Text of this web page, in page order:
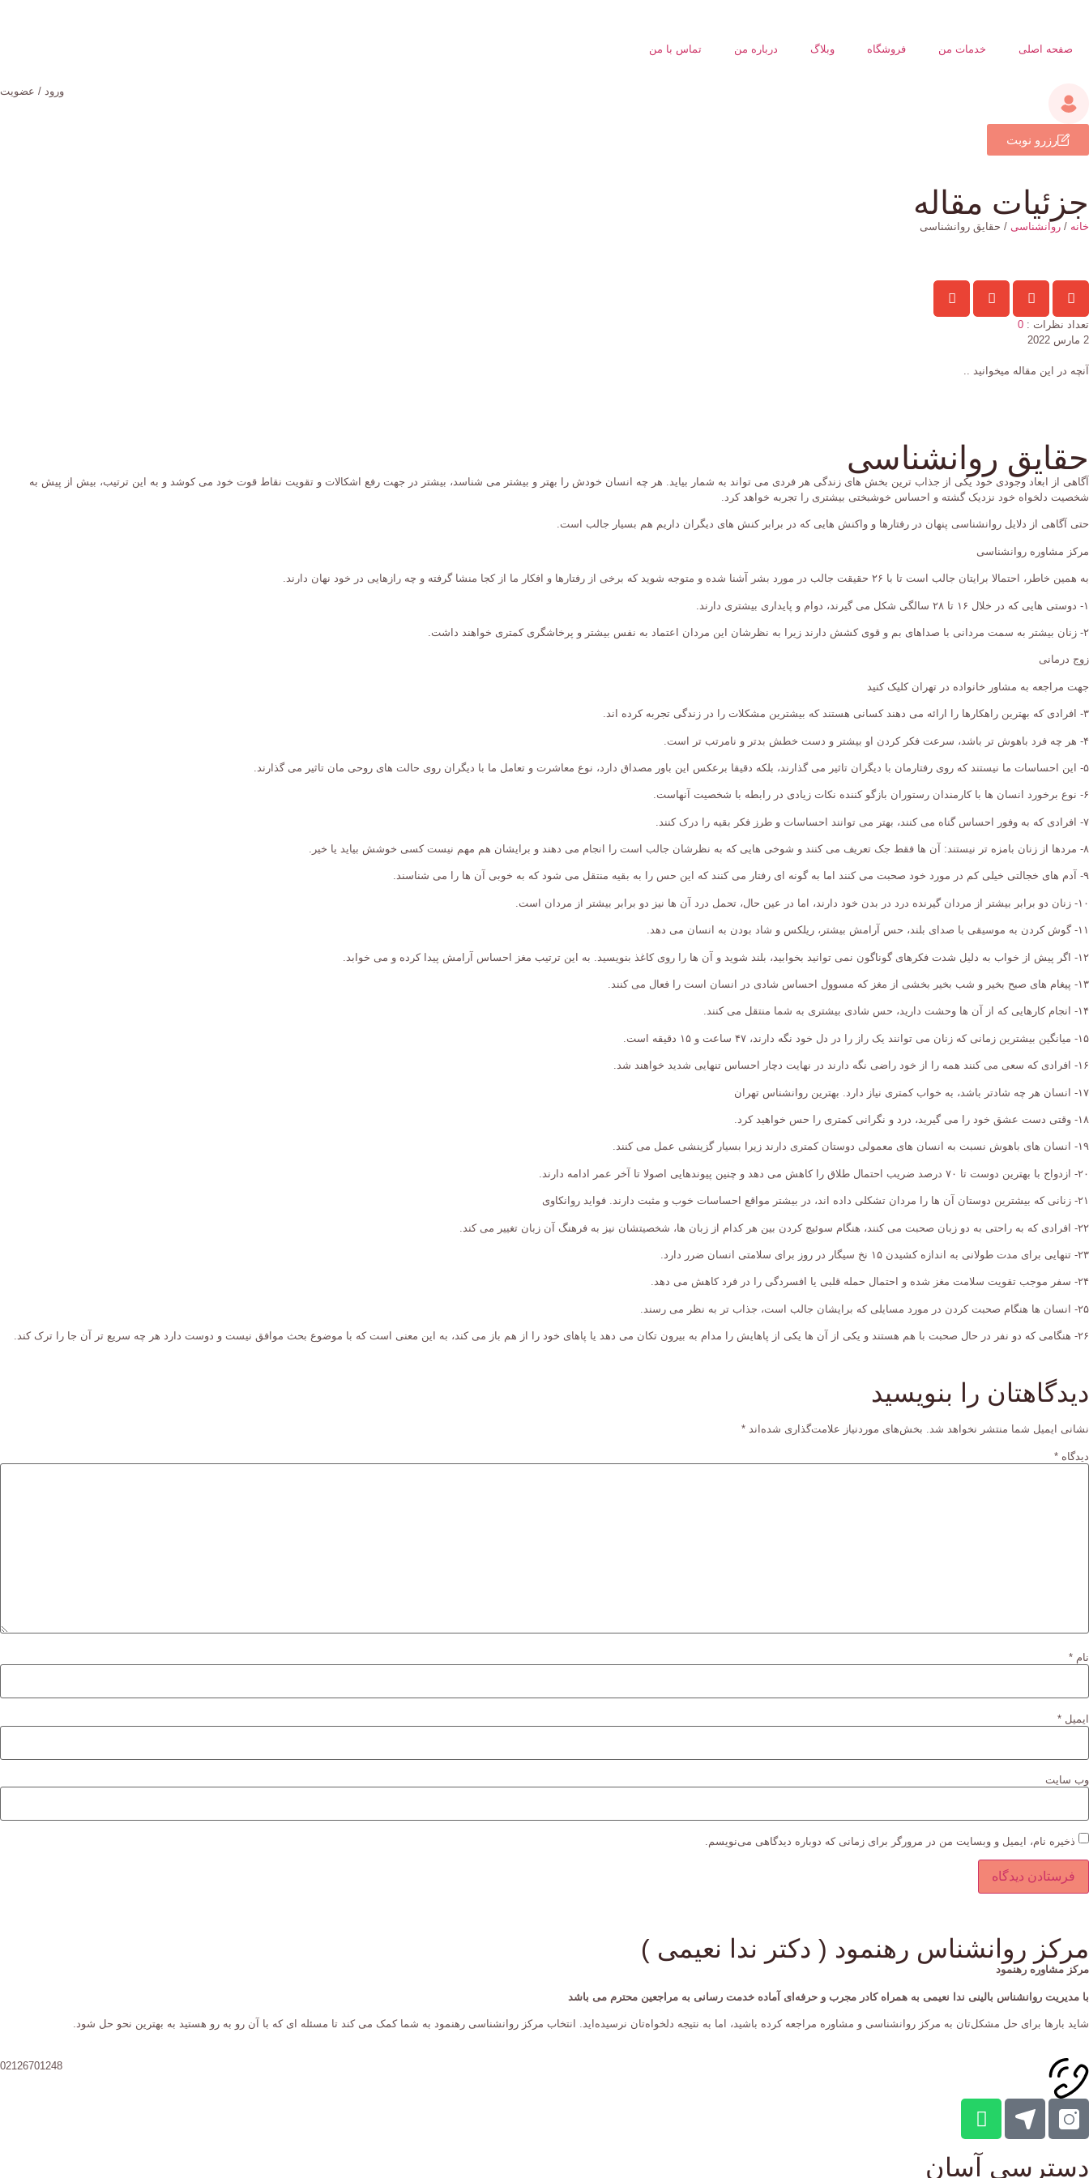
صفحه اصلی خدمات من فروشگاه وبلاگ درباره من تماس با من
ورود / عضویت
رزرو نوبت
جزئیات مقاله
خانه / روانشناسی / حقایق روانشناسی
تعداد نظرات : 0
2 مارس 2022
آنچه در این مقاله میخوانید ..
حقایق روانشناسی
آگاهی از ابعاد وجودی خود یکی از جذاب ترین بخش های زندگی هر فردی می تواند به شمار بیاید. هر چه انسان خودش را بهتر و بیشتر می شناسد، بیشتر در جهت رفع اشکالات و تقویت نقاط قوت خود می کوشد و به این ترتیب، بیش از پیش به
شخصیت دلخواه خود نزدیک گشته و احساس خوشبختی بیشتری را تجربه خواهد کرد.
حتی آگاهی از دلایل روانشناسی پنهان در رفتارها و واکنش هایی که در برابر کنش های دیگران داریم هم بسیار جالب است.
مرکز مشاوره روانشناسی
به همین خاطر، احتمالا برایتان جالب است تا با ۲۶ حقیقت جالب در مورد بشر آشنا شده و متوجه شوید که برخی از رفتارها و افکار ما از کجا منشا گرفته و چه رازهایی در خود نهان دارند.
۱- دوستی هایی که در خلال ۱۶ تا ۲۸ سالگی شکل می گیرند، دوام و پایداری بیشتری دارند.
۲- زنان بیشتر به سمت مردانی با صداهای بم و قوی کشش دارند زیرا به نظرشان این مردان اعتماد به نفس بیشتر و پرخاشگری کمتری خواهند داشت.
زوج درمانی
جهت مراجعه به مشاور خانواده در تهران کلیک کنید
۳- افرادی که بهترین راهکارها را ارائه می دهند کسانی هستند که بیشترین مشکلات را در زندگی تجربه کرده اند.
۴- هر چه فرد باهوش تر باشد، سرعت فکر کردن او بیشتر و دست خطش بدتر و نامرتب تر است.
۵- این احساسات ما نیستند که روی رفتارمان با دیگران تاثیر می گذارند، بلکه دقیقا برعکس این باور مصداق دارد، نوع معاشرت و تعامل ما با دیگران روی حالت های روحی مان تاثیر می گذارند.
۶- نوع برخورد انسان ها با کارمندان رستوران بازگو کننده نکات زیادی در رابطه با شخصیت آنهاست.
۷- افرادی که به وفور احساس گناه می کنند، بهتر می توانند احساسات و طرز فکر بقیه را درک کنند.
۸- مردها از زنان بامزه تر نیستند: آن ها فقط جک تعریف می کنند و شوخی هایی که به نظرشان جالب است را انجام می دهند و برایشان هم مهم نیست کسی خوشش بیاید یا خیر.
۹- آدم های خجالتی خیلی کم در مورد خود صحبت می کنند اما به گونه ای رفتار می کنند که این حس را به بقیه منتقل می شود که به خوبی آن ها را می شناسند.
۱۰- زنان دو برابر بیشتر از مردان گیرنده درد در بدن خود دارند، اما در عین حال، تحمل درد آن ها نیز دو برابر بیشتر از مردان است.
۱۱- گوش کردن به موسیقی با صدای بلند، حس آرامش بیشتر، ریلکس و شاد بودن به انسان می دهد.
۱۲- اگر پیش از خواب به دلیل شدت فکرهای گوناگون نمی توانید بخوابید، بلند شوید و آن ها را روی کاغذ بنویسید. به این ترتیب مغز احساس آرامش پیدا کرده و می خوابد.
۱۳- پیغام های صبح بخیر و شب بخیر بخشی از مغز که مسوول احساس شادی در انسان است را فعال می کنند.
۱۴- انجام کارهایی که از آن ها وحشت دارید، حس شادی بیشتری به شما منتقل می کنند.
۱۵- میانگین بیشترین زمانی که زنان می توانند یک راز را در دل خود نگه دارند، ۴۷ ساعت و ۱۵ دقیقه است.
۱۶- افرادی که سعی می کنند همه را از خود راضی نگه دارند در نهایت دچار احساس تنهایی شدید خواهند شد.
۱۷- انسان هر چه شادتر باشد، به خواب کمتری نیاز دارد. بهترین روانشناس تهران
۱۸- وقتی دست عشق خود را می گیرید، درد و نگرانی کمتری را حس خواهید کرد.
۱۹- انسان های باهوش نسبت به انسان های معمولی دوستان کمتری دارند زیرا بسیار گزینشی عمل می کنند.
۲۰- ازدواج با بهترین دوست تا ۷۰ درصد ضریب احتمال طلاق را کاهش می دهد و چنین پیوندهایی اصولا تا آخر عمر ادامه دارند.
۲۱- زنانی که بیشترین دوستان آن ها را مردان تشکلی داده اند، در بیشتر مواقع احساسات خوب و مثبت دارند. فواید روانکاوی
۲۲- افرادی که به راحتی به دو زبان صحبت می کنند، هنگام سوئیچ کردن بین هر کدام از زبان ها، شخصیتشان نیز به فرهنگ آن زبان تغییر می کند.
۲۳- تنهایی برای مدت طولانی به اندازه کشیدن ۱۵ نخ سیگار در روز برای سلامتی انسان ضرر دارد.
۲۴- سفر موجب تقویت سلامت مغز شده و احتمال حمله قلبی یا افسردگی را در فرد کاهش می دهد.
۲۵- انسان ها هنگام صحبت کردن در مورد مسایلی که برایشان جالب است، جذاب تر به نظر می رسند.
۲۶- هنگامی که دو نفر در حال صحبت با هم هستند و یکی از آن ها یکی از پاهایش را مدام به بیرون تکان می دهد یا پاهای خود را از هم باز می کند، به این معنی است که با موضوع بحث موافق نیست و دوست دارد هر چه سریع تر آن جا را ترک کند.
دیدگاهتان را بنویسید
نشانی ایمیل شما منتشر نخواهد شد. بخش‌های موردنیاز علامت‌گذاری شده‌اند *
دیدگاه *
نام *
ایمیل *
وب‌ سایت
ذخیره نام، ایمیل و وبسایت من در مرورگر برای زمانی که دوباره دیدگاهی می‌نویسم.
مرکز روانشناس رهنمود ( دکتر ندا نعیمی )
مرکز مشاوره رهنمود
با مدیریت روانشناس بالینی ندا نعیمی به همراه کادر مجرب و حرفه‌ای آماده خدمت رسانی به مراجعین محترم می باشد
شاید بارها برای حل مشکل‌تان به مرکز روانشناسی و مشاوره مراجعه کرده‌ باشید، اما به نتیجه دلخواه‌تان نرسیده‌اید. انتخاب مرکز روانشناسی رهنمود به شما کمک می کند تا مسئله ای که با آن رو به رو هستید به بهترین نحو حل شود.
02126701248
دسترسی آسان